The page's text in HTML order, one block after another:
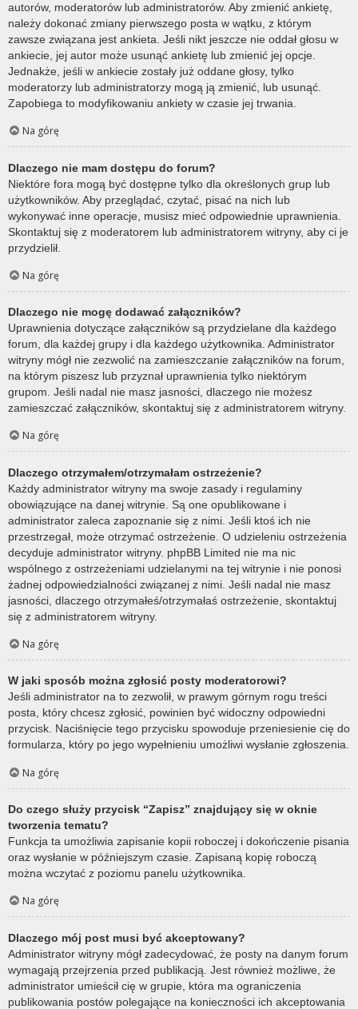
autorów, moderatorów lub administratorów. Aby zmienić ankietę,
należy dokonać zmiany pierwszego posta w wątku, z którym
zawsze związana jest ankieta. Jeśli nikt jeszcze nie oddał głosu w
ankiecie, jej autor może usunąć ankietę lub zmienić jej opcje.
Jednakże, jeśli w ankiecie zostały już oddane głosy, tylko
moderatorzy lub administratorzy mogą ją zmienić, lub usunąć.
Zapobiega to modyfikowaniu ankiety w czasie jej trwania.
Na górę
Dlaczego nie mam dostępu do forum?
Niektóre fora mogą być dostępne tylko dla określonych grup lub
użytkowników. Aby przeglądać, czytać, pisać na nich lub
wykonywać inne operacje, musisz mieć odpowiednie uprawnienia.
Skontaktuj się z moderatorem lub administratorem witryny, aby ci je
przydzielił.
Na górę
Dlaczego nie mogę dodawać załączników?
Uprawnienia dotyczące załączników są przydzielane dla każdego
forum, dla każdej grupy i dla każdego użytkownika. Administrator
witryny mógł nie zezwolić na zamieszczanie załączników na forum,
na którym piszesz lub przyznał uprawnienia tylko niektórym
grupom. Jeśli nadal nie masz jasności, dlaczego nie możesz
zamieszczać załączników, skontaktuj się z administratorem witryny.
Na górę
Dlaczego otrzymałem/otrzymałam ostrzeżenie?
Każdy administrator witryny ma swoje zasady i regulaminy
obowiązujące na danej witrynie. Są one opublikowane i
administrator zaleca zapoznanie się z nimi. Jeśli ktoś ich nie
przestrzegał, może otrzymać ostrzeżenie. O udzieleniu ostrzeżenia
decyduje administrator witryny. phpBB Limited nie ma nic
wspólnego z ostrzeżeniami udzielanymi na tej witrynie i nie ponosi
żadnej odpowiedzialności związanej z nimi. Jeśli nadal nie masz
jasności, dlaczego otrzymałeś/otrzymałaś ostrzeżenie, skontaktuj
się z administratorem witryny.
Na górę
W jaki sposób można zgłosić posty moderatorowi?
Jeśli administrator na to zezwolił, w prawym górnym rogu treści
posta, który chcesz zgłosić, powinien być widoczny odpowiedni
przycisk. Naciśnięcie tego przycisku spowoduje przeniesienie cię do
formularza, który po jego wypełnieniu umożliwi wysłanie zgłoszenia.
Na górę
Do czego służy przycisk “Zapisz” znajdujący się w oknie
tworzenia tematu?
Funkcja ta umożliwia zapisanie kopii roboczej i dokończenie pisania
oraz wysłanie w późniejszym czasie. Zapisaną kopię roboczą
można wczytać z poziomu panelu użytkownika.
Na górę
Dlaczego mój post musi być akceptowany?
Administrator witryny mógł zadecydować, że posty na danym forum
wymagają przejrzenia przed publikacją. Jest również możliwe, że
administrator umieścił cię w grupie, która ma ograniczenia
publikowania postów polegające na konieczności ich akceptowania